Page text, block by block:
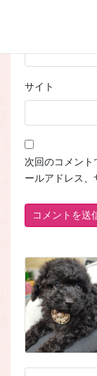
サイト
次回のコメント
ールアドレス、